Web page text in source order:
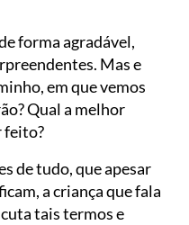
forma agradável,
Mas e
em que vemos
Qual a melhor
feito?
de tudo, que apesar
a criança que fala
tais termos e